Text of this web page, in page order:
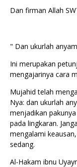
Dan firman Allah
" Dan ukurlah
Ini merupakan
mengajarinya cara
Mujahid telah
Nya: dan ukurlah
menjadikan
pada lingkaran.
mengalami
sedang.
Al-Hakam ibnu